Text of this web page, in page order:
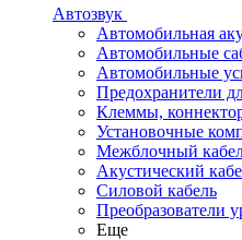
Автозвук
Автомобильная
Автомобильные
Автомобильные
Предохранители
Клеммы,
Установочные
Межблочный
Акустический
Силовой кабель
Преобразователи
Еще